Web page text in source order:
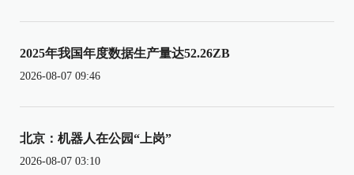
2025年我国年度数据生产量达52.26ZB
2026-08-07 09:46
北京：机器人在公园“上岗”
2026-08-07 03:10